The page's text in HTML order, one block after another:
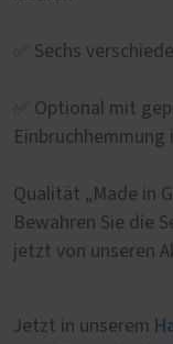
✅ Sechs
✅ Optional mit
Einbruchhemmung
Qualität „Made in
Bewahren Sie die
jetzt von unseren
Jetzt in unserem